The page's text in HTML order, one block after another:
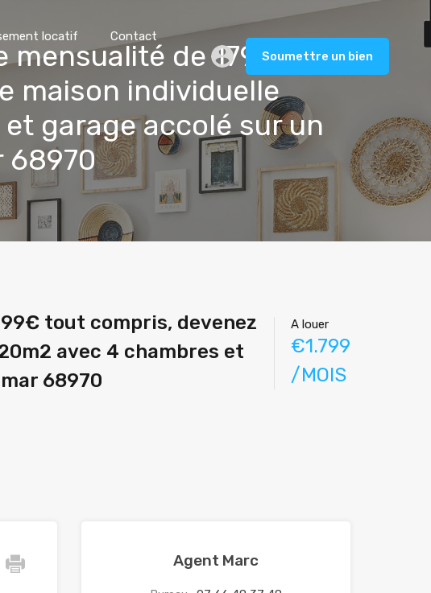
locatif Contact
Soumettre un bien
mensualité de 1799€
maison individuelle
garage accolé sur un
68970
tout compris, devenez
avec 4 chambres et
68970
A louer
€1.799
/MOIS
Agent Marc